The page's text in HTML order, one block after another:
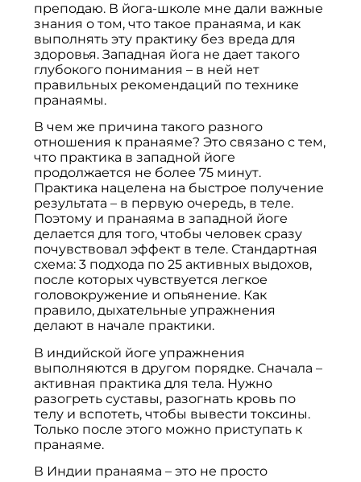
преподаю. В йога-школе мне дали важные
знания о том, что такое пранаяма, и как
выполнять эту практику без вреда для
здоровья. Западная йога не дает такого
глубокого понимания – в ней нет
правильных рекомендаций по технике
пранаямы.
В чем же причина такого разного
отношения к пранаяме? Это связано с тем,
что практика в западной йоге
продолжается не более 75 минут.
Практика нацелена на быстрое получение
результата – в первую очередь, в теле.
Поэтому и пранаяма в западной йоге
делается для того, чтобы человек сразу
почувствовал эффект в теле. Стандартная
схема: 3 подхода по 25 активных выдохов,
после которых чувствуется легкое
головокружение и опьянение. Как
правило, дыхательные упражнения
делают в начале практики.
В индийской йоге упражнения
выполняются в другом порядке. Сначала –
активная практика для тела. Нужно
разогреть суставы, разогнать кровь по
телу и вспотеть, чтобы вывести токсины.
Только после этого можно приступать к
пранаяме.
В Индии пранаяма – это не просто